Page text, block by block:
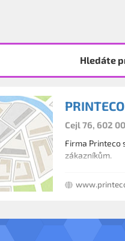
Hledáte
Cejl 76, 602
Firma Printeco
zákazníkům.